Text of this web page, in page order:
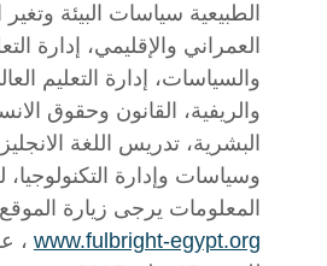
الطبيعية سياسات البيئة وتغير
العمراني والإقليمي، إدارة
والسياسات، إدارة التعليم
والريفية، القانون وحقوق
البشرية، تدريس اللغة
وسياسات وإدارة التكنولوجيا،
المعلومات يرجى زيارة الموقع
www.fulbright-egypt.org،